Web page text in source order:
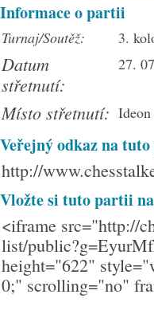
Informace o partii
Turnaj/Soutěž: 3.
Datum
střetnutí:
27.
Místo střetnutí:
Veřejný odkaz na
http://
Vložte si tuto partii
<iframe src="http://
list/
height="622"
0;" scrolling="no"